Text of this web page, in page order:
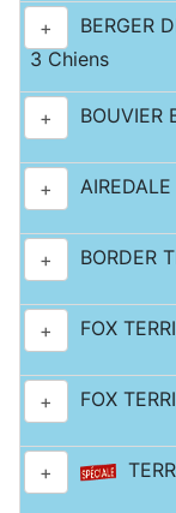
+
BERGER
3 Chiens
+ BOUVIER
+
+ BORDER
+ FOX
+ FOX
+